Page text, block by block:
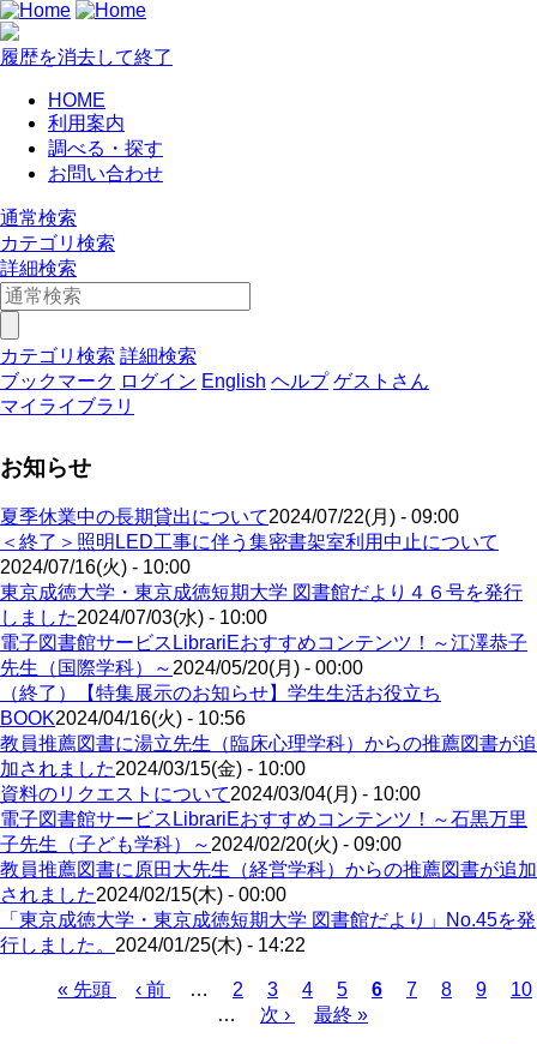
履歴を消去して終了
HOME
利用案内
調べる・探す
お問い合わせ
通常検索
カテゴリ検索
詳細検索
カテゴリ検索 詳細検索
ブックマーク ログイン English ヘルプ ゲストさん
マイライブラリ
お知らせ
夏季休業中の長期貸出について2024/07/22(月) - 09:00
＜終了＞照明LED工事に伴う集密書架室利用中止について
2024/07/16(火) - 10:00
東京成徳大学・東京成徳短期大学 図書館だより４６号を発行
しました2024/07/03(水) - 10:00
電子図書館サービスLibrariEおすすめコンテンツ！～江澤恭子
先生（国際学科）～2024/05/20(月) - 00:00
（終了）【特集展示のお知らせ】学生生活お役立ち
BOOK2024/04/16(火) - 10:56
教員推薦図書に湯立先生（臨床心理学科）からの推薦図書が追
加されました2024/03/15(金) - 10:00
資料のリクエストについて2024/03/04(月) - 10:00
電子図書館サービスLibrariEおすすめコンテンツ！～石黒万里
子先生（子ども学科）～2024/02/20(火) - 09:00
教員推薦図書に原田大先生（経営学科）からの推薦図書が追加
されました2024/02/15(木) - 00:00
「東京成徳大学・東京成徳短期大学 図書館だより」No.45を発
行しました。 2024/01/25(木) - 14:22
先
« 先頭
前
‹ 前 … Page
2 Page
3 Page
4 Page
5
カ
6 Page
7 Page
8 Page
9
10
…
次
次 ›
最
最終 »